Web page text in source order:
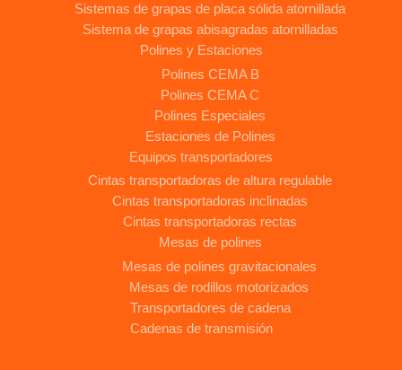
Sistemas de grapas de placa sólida atornillada
Sistema de grapas abisagradas atornilladas
Polines y Estaciones
Polines CEMA B
Polines CEMA C
Polines Especiales
Estaciones de Polines
Equipos transportadores
Cintas transportadoras de altura regulable
Cintas transportadoras inclinadas
Cintas transportadoras rectas
Mesas de polines
Mesas de polines gravitacionales
Mesas de rodillos motorizados
Transportadores de cadena
Cadenas de transmisión